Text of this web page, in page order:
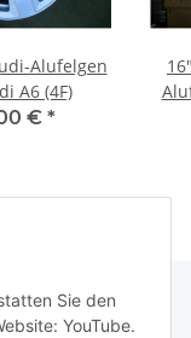
Sie den
YouTube.
Alufelgen
A6 (4F)
€ *